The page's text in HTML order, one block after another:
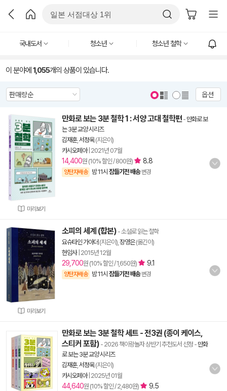
국내도서 청소년 청소년 철학
이 분야에 1,055개의 상품이 있습니다.
옵션
미리보기
만화로 보는 3분 철학 1 : 서양 고대 철학편 - 만화로 보
는 3분 교양 시리즈
김재훈, 서정욱(지은이)
카시오페아| 2021년 07월
14,400원 (10% 할인 / 800원) 8.8
양탄자배송 밤 11시 잠들기전 배송 변경
미리보기
소피의 세계 (합본) - 소설로 읽는 철학
요슈타인 가아더 (지은이), 장영은(옮긴이)
현암사| 2015년 12월
29,700원 (10% 할인 / 1,650원) 9.1
양탄자배송 밤 11시 잠들기전 배송 변경
만화로 보는 3분 철학 세트 - 전3권 (종이 케이스,
스티커 포함) - 2026 책이랑놀자 상반기 추천도서 선정 - 만화
로 보는 3분 교양 시리즈
김재훈, 서정욱(지은이)
카시오페아| 2025년 01월
44,640원 (10% 할인 / 2,480원) 9.5